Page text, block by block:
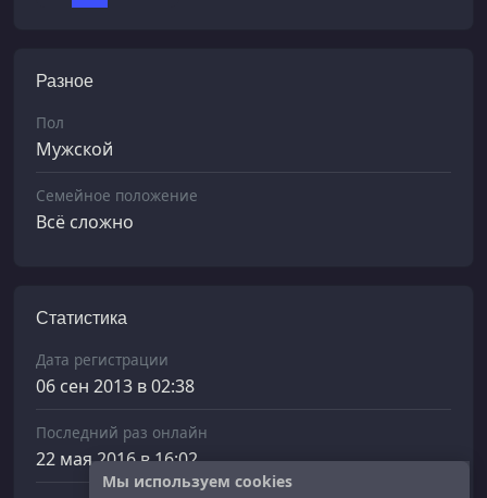
Разное
Пол
Мужской
Семейное положение
Всё сложно
Статистика
Дата регистрации
06 сен 2013 в 02:38
Последний раз онлайн
22 мая 2016 в 16:02
Мы используем cookies